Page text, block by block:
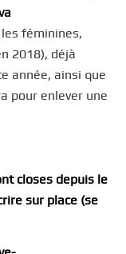
féminines,
2018), déjà
année, ainsi que
pour enlever une
closes depuis le
sur place (se